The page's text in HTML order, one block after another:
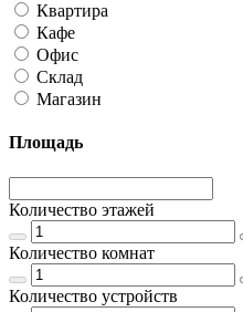
Квартира
Кафе
Офис
Склад
Магазин
Площадь
Количество этажей
Количество комнат
Количество устройств